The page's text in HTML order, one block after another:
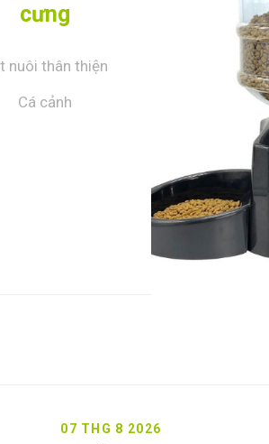
cưng
nuôi thân thiện
Cá cảnh
07 THG 8 2026